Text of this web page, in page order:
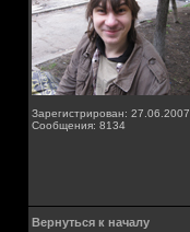
Зарегистрирован: 27.06.2007
Сообщения: 8134
Вернуться к началу